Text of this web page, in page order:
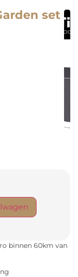
set
binnen 60km van